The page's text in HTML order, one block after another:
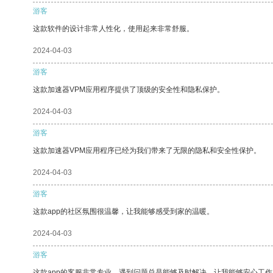
游客
这款软件的设计非常人性化，使用起来非常舒服。
2024-04-03
游客
这款加速器VPM应用程序提供了顶级的安全性和隐私保护。
2024-04-03
游客
这款加速器VPM应用程序已经为我们带来了无限的隐私和安全性保护。
2024-04-03
游客
这款app的社区氛围很温馨，让我能够感受到家的温暖。
2024-04-03
游客